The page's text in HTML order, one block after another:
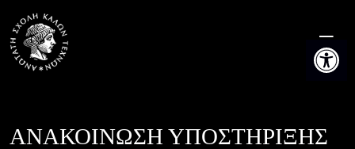
Ανοίξτε
content
ΑΝΑΚΟΙΝΩΣΗ ΥΠΟΣΤΗΡΙΞΗΣ